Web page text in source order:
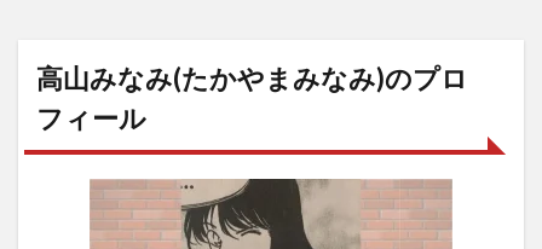
高山みなみ(たかやまみなみ)のプロ
フィール